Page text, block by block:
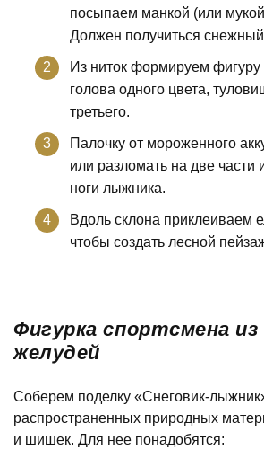
посыпаем манкой (или
Должен получиться снежный
Из ниток формируем
голова одного цвета,
третьего.
Палочку от мороженного
или разломать на две части
ноги лыжника.
Вдоль склона приклеиваем
чтобы создать лесной
Фигурка спортсмена
желудей
Соберем поделку «Снеговик-
распространенных природных
и шишек. Для нее понадобятся: